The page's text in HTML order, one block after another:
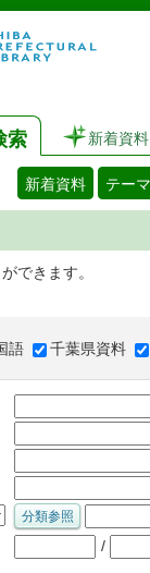
索 新着資料
新着資料 テー
できます。
語 千葉県資料
/